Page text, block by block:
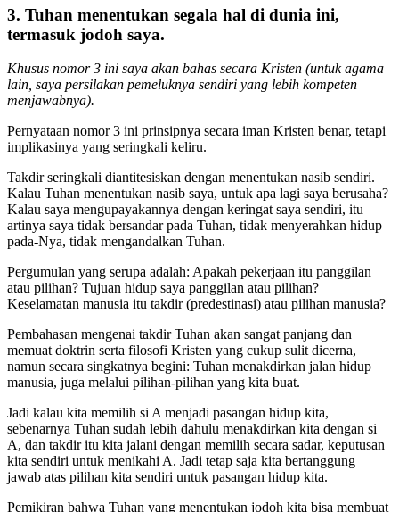
3. Tuhan menentukan segala hal di dunia ini,
termasuk jodoh saya.
Khusus nomor 3 ini saya akan bahas secara Kristen (untuk agama
lain, saya persilakan pemeluknya sendiri yang lebih kompeten
menjawabnya).
Pernyataan nomor 3 ini prinsipnya secara iman Kristen benar, tetapi
implikasinya yang seringkali keliru.
Takdir seringkali diantitesiskan dengan menentukan nasib sendiri.
Kalau Tuhan menentukan nasib saya, untuk apa lagi saya berusaha?
Kalau saya mengupayakannya dengan keringat saya sendiri, itu
artinya saya tidak bersandar pada Tuhan, tidak menyerahkan hidup
pada-Nya, tidak mengandalkan Tuhan.
Pergumulan yang serupa adalah: Apakah pekerjaan itu panggilan
atau pilihan? Tujuan hidup saya panggilan atau pilihan?
Keselamatan manusia itu takdir (predestinasi) atau pilihan manusia?
Pembahasan mengenai takdir Tuhan akan sangat panjang dan
memuat doktrin serta filosofi Kristen yang cukup sulit dicerna,
namun secara singkatnya begini: Tuhan menakdirkan jalan hidup
manusia, juga melalui pilihan-pilihan yang kita buat.
Jadi kalau kita memilih si A menjadi pasangan hidup kita,
sebenarnya Tuhan sudah lebih dahulu menakdirkan kita dengan si
A, dan takdir itu kita jalani dengan memilih secara sadar, keputusan
kita sendiri untuk menikahi A. Jadi tetap saja kita bertanggung
jawab atas pilihan kita sendiri untuk pasangan hidup kita.
Pemikiran bahwa Tuhan yang menentukan jodoh kita bisa membuat